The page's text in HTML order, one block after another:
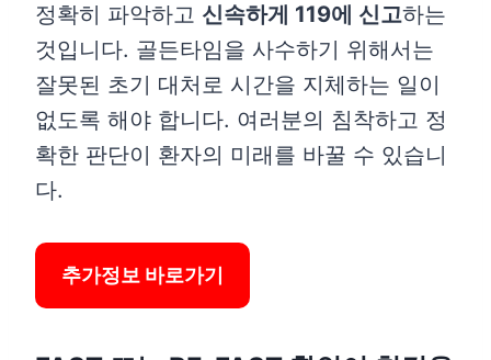
정확히 파악하고 신속하게 119에 신고하는
것입니다. 골든타임을 사수하기 위해서는
잘못된 초기 대처로 시간을 지체하는 일이
없도록 해야 합니다. 여러분의 침착하고 정
확한 판단이 환자의 미래를 바꿀 수 있습니
다.
추가정보 바로가기